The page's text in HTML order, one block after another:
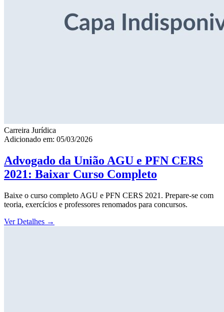
Carreira Jurídica
Adicionado em: 05/03/2026
Advogado da União AGU e PFN CERS
2021: Baixar Curso Completo
Baixe o curso completo AGU e PFN CERS 2021. Prepare-se com
teoria, exercícios e professores renomados para concursos.
Ver Detalhes →